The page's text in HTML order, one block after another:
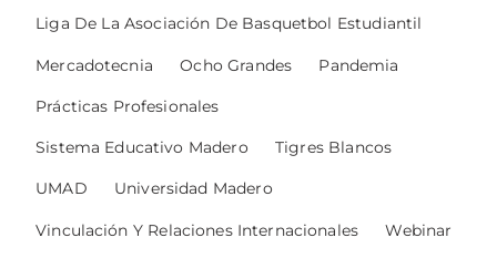
Liga De La Asociación De Basquetbol Estudiantil
Mercadotecnia Ocho Grandes Pandemia
Prácticas Profesionales
Sistema Educativo Madero Tigres Blancos
UMAD Universidad Madero
Vinculación Y Relaciones Internacionales Webinar